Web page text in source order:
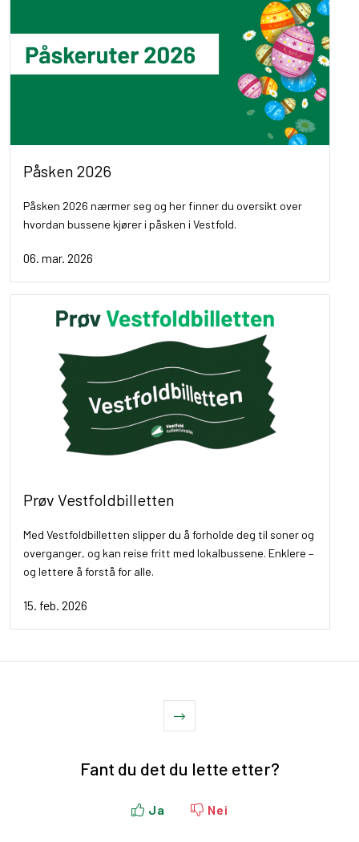
Påsken 2026
Påsken 2026 nærmer seg og her finner du oversikt over
hvordan bussene kjører i påsken i Vestfold.
06. mar. 2026
Prøv Vestfoldbilletten
Med Vestfoldbilletten slipper du å forholde deg til soner og
overganger, og kan reise fritt med lokalbussene. Enklere –
og lettere å forstå for alle.
15. feb. 2026
Fant du det du lette etter?
Ja Nei